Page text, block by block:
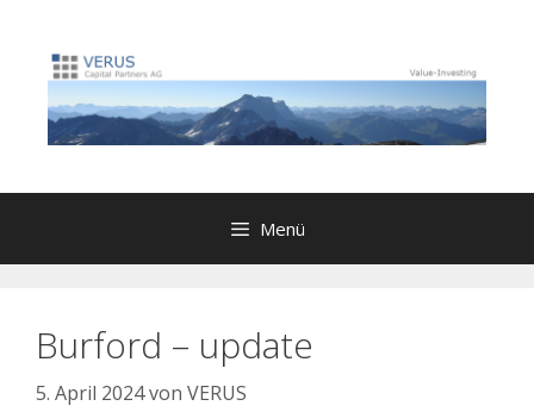
springen
Menü
Burford – update
5. April 2024von VERUS